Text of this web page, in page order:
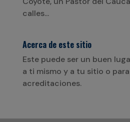
calles...
Acerca de este sitio
Este puede ser un buen
a ti mismo y a tu sitio o
acreditaciones.